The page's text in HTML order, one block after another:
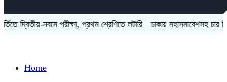
দ্বিতীয়-নবমে পরীক্ষা, প্রথম শ্রেণিতে লটারি ঢাকায় মহাসমাবেশসহ চার
Home